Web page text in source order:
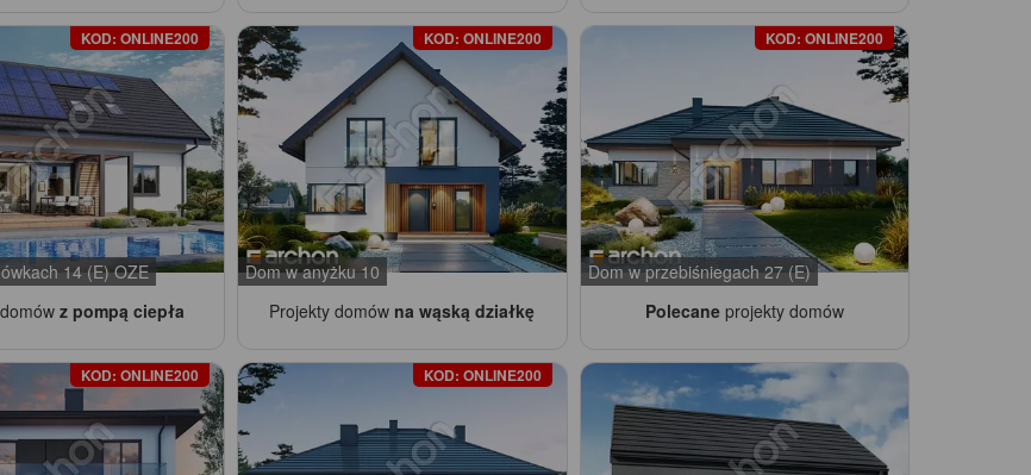
KOD: ONLINE200
14 (E) OZE
z pompą ciepła
KOD: ONLINE200
Dom w anyżku 10
Projekty domów na wąską działkę
KOD: ONLINE200
Dom w przebiśniegach 27 (E)
Polecane projekty domów
KOD: ONLINE200 KOD: ONLINE200